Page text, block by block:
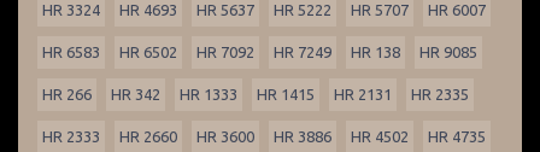
HR 3324 HR 4693 HR 5637 HR 5222 HR 5707 HR 6007
HR 6583 HR 6502 HR 7092 HR 7249 HR 138 HR 9085
HR 266 HR 342 HR 1333 HR 1415 HR 2131 HR 2335
HR 2333 HR 2660 HR 3600 HR 3886 HR 4502 HR 4735